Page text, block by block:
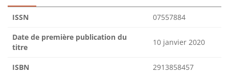
ISSN 07557884
Date de première publication du
titre
10 janvier 2020
ISBN 2913858457